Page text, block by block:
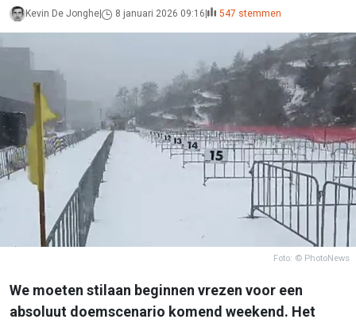
Kevin De Jonghe 8 januari 2026 09:16 547 stemmen
Foto: © PhotoNews
We moeten stilaan beginnen vrezen voor een
absoluut doemscenario komend weekend. Het